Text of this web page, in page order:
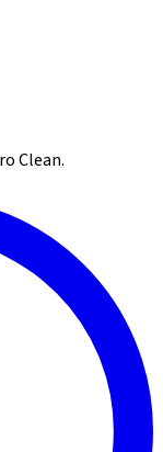
Clean.